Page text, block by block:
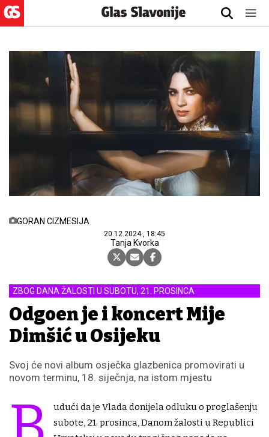
GORAN CIZMESIJA
20.12.2024., 18:45
Tanja Kvorka
ZBOG DANA ŽALOSTI U SUBOTU, 21. PROSINCA
Odgođen je i koncert Mije
Dimšić u Osijeku
Svoj će novi album osječka glazbenica promovirati u
novom terminu, 18. siječnja, na istom mjestu
udući da je Vlada donijela odluku o proglašenju
subote, 21. prosinca, Danom žalosti u Republici